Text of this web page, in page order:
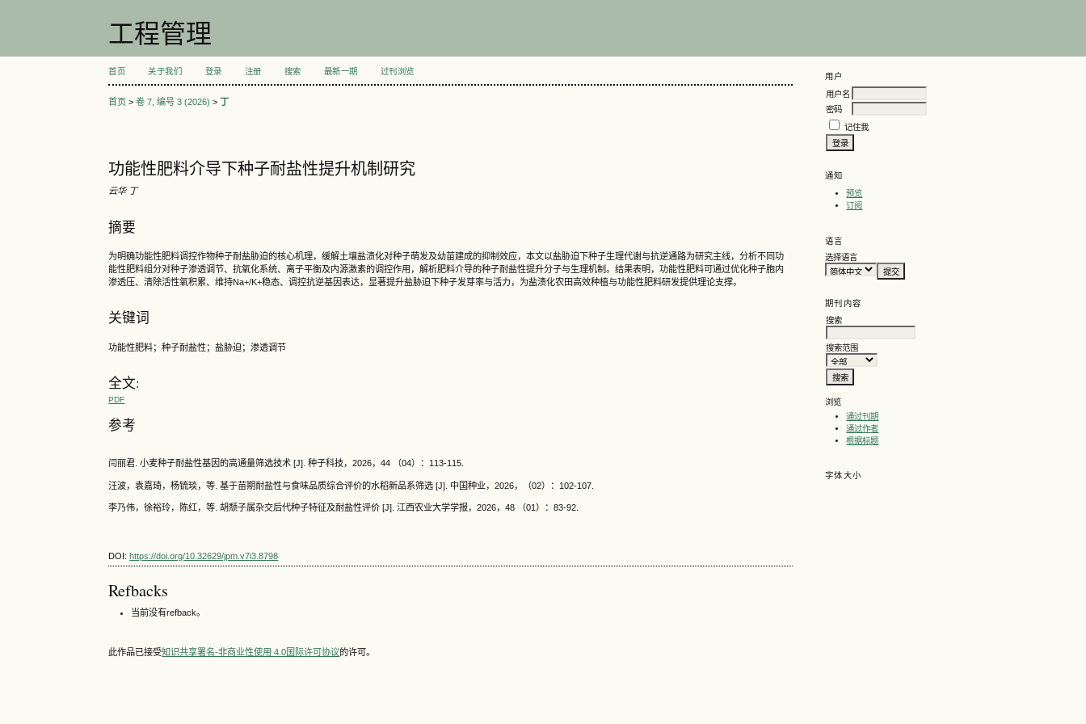
工程管理
用户
用户名
密码
记住我
通知
预览
订阅
语言
选择语言
期刊内容
搜索
搜索范围
浏览
通过刊期
通过作者
根据标题
字体大小
首页 关于我们 登录 注册 搜索 最新一期 过刊浏览
首页 >卷 7, 编号 3 (2026) >丁
功能性肥料介导下种子耐盐性提升机制研究
云华 丁
摘要
为明确功能性肥料调控作物种子耐盐胁迫的核心机理，缓解土壤盐渍化对种子萌发及幼苗建成的抑制效应，本文以盐胁迫下种子生理代谢与抗逆通路为研究主线，分析不同功
能性肥料组分对种子渗透调节、抗氧化系统、离子平衡及内源激素的调控作用，解析肥料介导的种子耐盐性提升分子与生理机制。结果表明，功能性肥料可通过优化种子胞内
渗透压、清除活性氧积累、维持Na+/K+稳态、调控抗逆基因表达，显著提升盐胁迫下种子发芽率与活力，为盐渍化农田高效种植与功能性肥料研发提供理论支撑。
关键词
功能性肥料；种子耐盐性；盐胁迫；渗透调节
全文:
PDF
参考
闫丽君. 小麦种子耐盐性基因的高通量筛选技术 [J]. 种子科技，2026，44 （04）：113-115.
汪波，袁嘉琦，杨锍琰，等. 基于苗期耐盐性与食味品质综合评价的水稻新品系筛选 [J]. 中国种业，2026，（02）：102-107.
李乃伟，徐裕玲，陈红，等. 胡颓子属杂交后代种子特征及耐盐性评价 [J]. 江西农业大学学报，2026，48 （01）：83-92.
DOI:https://doi.org/10.32629/jpm.v7i3.8798
Refbacks
当前没有refback。